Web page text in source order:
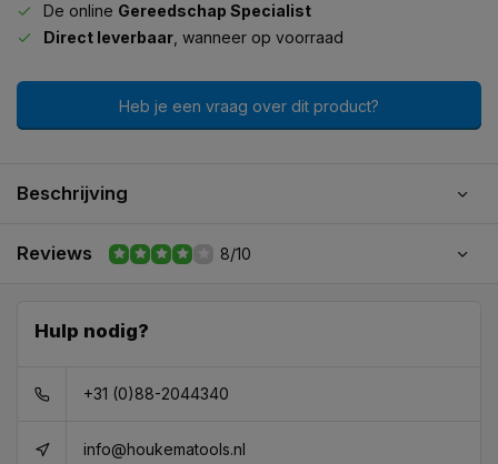
De online Gereedschap Specialist
Direct leverbaar , wanneer op voorraad
Heb je een vraag over dit product?
Beschrijving
Reviews 8/10
Hulp nodig?
+31 (0)88-2044340
info@houkematools.nl